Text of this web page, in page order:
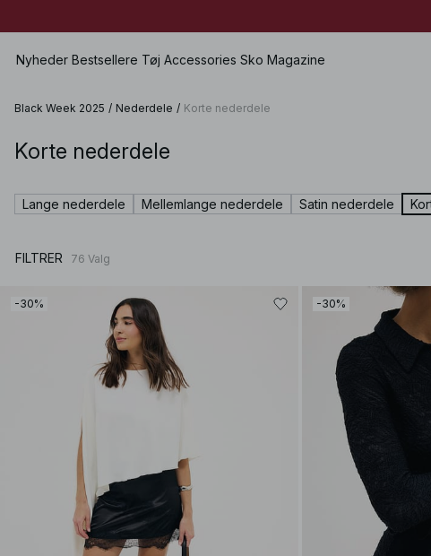
Nyheder Bestsellere Tøj Accessories Sko Magazine
Se alle
Toppe
Skjorter & Bluser
Undertøj
Se alle
Smykker
Bælter
Hatte & Kasketter
Hår-accessories
Se alle
Højhælede sko
Støvler
Black Week 2025 / Nederdele / Korte nederdele
Korte nederdele
Lange nederdele Mellemlange nederdele Satin nederdele
FILTRER 76 Valg
-30% -30%